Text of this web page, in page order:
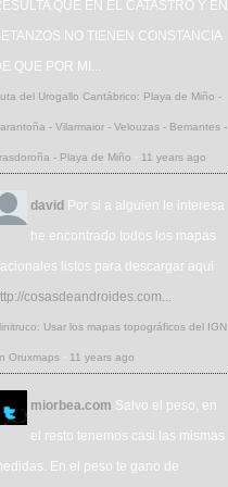
QUE EN EL CATASTRO Y EN
NO TIENEN CONSTANCIA
QUE POR MI...
del Urogallo Cantábrico: Playa de Miño -
- Vilarmaior - Velouzas - Bemantes -
- Playa de Miño · 11 years ago
david Por si a alguien le interesa
he encontrado todos los mapas
listos para descargar aqui
cosasdeandroides.com...
Usar los mapas topográficos del IGN
Oruxmaps · 11 years ago
miorbea.com Salvo el peso, en
el resto tenemos casi las mismas
En el peso te gano de